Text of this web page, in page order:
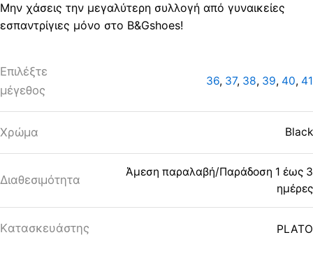
Μην χάσεις την μεγαλύτερη συλλογή από γυναικείες
εσπαντρίγιες μόνο στο B&Gshoes!
Επιλέξτε
μέγεθος
36, 37, 38, 39, 40, 41
Χρώμα Black
Διαθεσιμότητα
Άμεση παραλαβή/Παράδοση 1 έως 3
ημέρες
Kατασκευάστης PLATO